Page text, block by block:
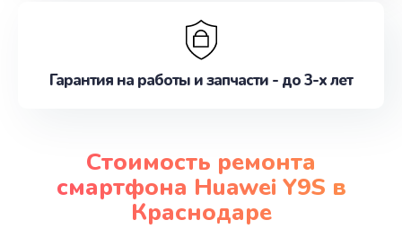
Гарантия на работы и запчасти - до 3-х лет
Стоимость ремонта
смартфона Huawei Y9S в
Краснодаре